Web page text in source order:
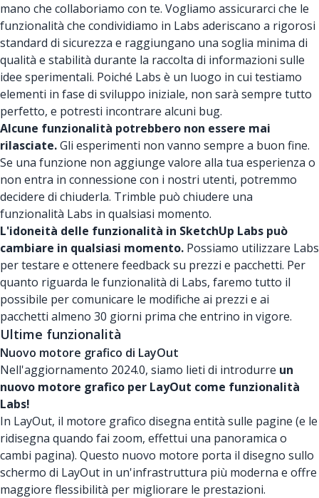
mano che collaboriamo con te. Vogliamo assicurarci che le
funzionalità che condividiamo in Labs aderiscano a rigorosi
standard di sicurezza e raggiungano una soglia minima di
qualità e stabilità durante la raccolta di informazioni sulle
idee sperimentali. Poiché Labs è un luogo in cui testiamo
elementi in fase di sviluppo iniziale, non sarà sempre tutto
perfetto, e potresti incontrare alcuni bug.
Alcune funzionalità potrebbero non essere mai
rilasciate.Gli esperimenti non vanno sempre a buon fine.
Se una funzione non aggiunge valore alla tua esperienza o
non entra in connessione con i nostri utenti, potremmo
decidere di chiuderla. Trimble può chiudere una
funzionalità Labs in qualsiasi momento.
L'idoneità delle funzionalità in SketchUp Labs può
cambiare in qualsiasi momento. Possiamo utilizzare Labs
per testare e ottenere feedback su prezzi e pacchetti. Per
quanto riguarda le funzionalità di Labs, faremo tutto il
possibile per comunicare le modifiche ai prezzi e ai
pacchetti almeno 30 giorni prima che entrino in vigore.
Ultime funzionalità
Nuovo motore grafico di LayOut
Nell'aggiornamento 2024.0, siamo lieti di introdurre un
nuovo motore grafico per LayOut come funzionalità
Labs!
In LayOut, il motore grafico disegna entità sulle pagine (e le
ridisegna quando fai zoom, effettui una panoramica o
cambi pagina). Questo nuovo motore porta il disegno sullo
schermo di LayOut in un'infrastruttura più moderna e offre
maggiore flessibilità per migliorare le prestazioni.